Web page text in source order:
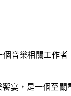
個音樂相關工作者
宴，是一個至關